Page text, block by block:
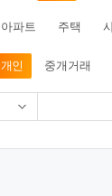
아파트 주택
개인 중개거래